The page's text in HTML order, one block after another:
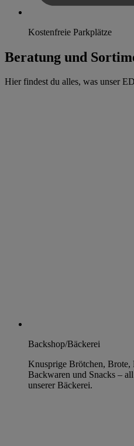
Kostenfreie Parkplätze
Beratung und
Hier findest du alles, was unser
Backshop/Bäckerei
Knusprige Brötchen, Brote,
Backwaren und Snacks –
unserer Bäckerei.